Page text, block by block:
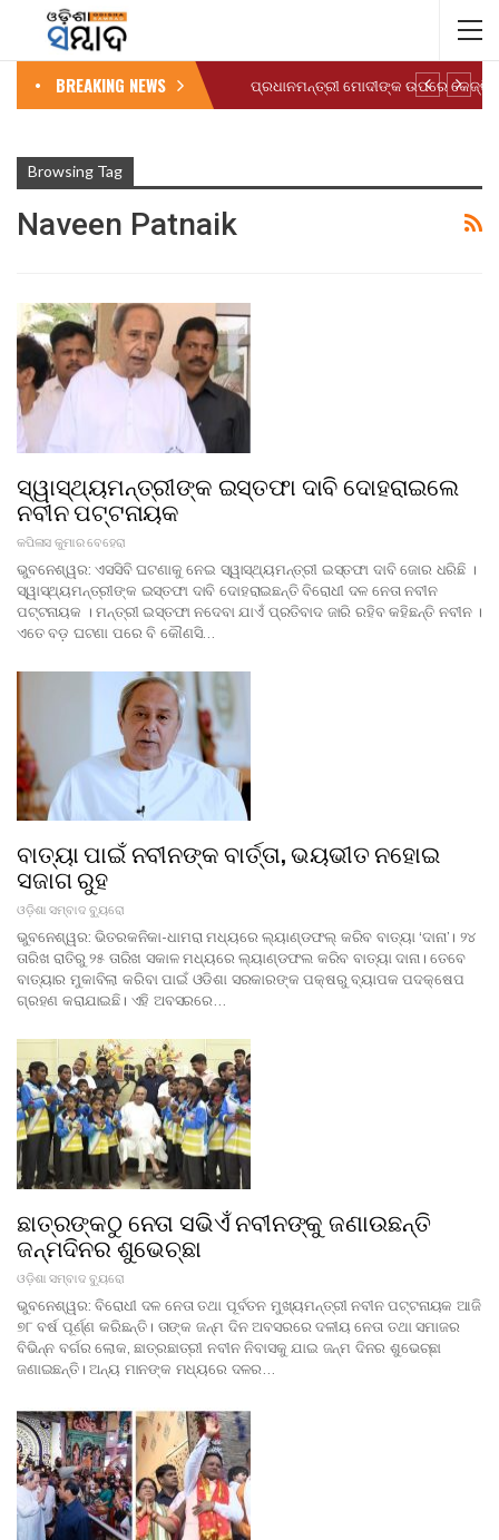
BREAKING NEWS
Browsing Tag
Naveen Patnaik
ସ୍ୱାସ୍ଥ୍ୟମନ୍ତ୍ରୀଙ୍କ ଇସ୍ତଫା ଦାବି ଦୋହରାଇଲେ
ନବୀନ ପଟ୍ଟନାୟକ
କପିଳାସ କୁମାର ବେହେରା
ଭୁବନେଶ୍ୱର: ଏସସିବି ଘଟଣାକୁ ନେଇ ସ୍ୱାସ୍ଥ୍ୟମନ୍ତ୍ରୀ ଇସ୍ତଫା ଦାବି ଜୋର ଧରିଛି ।
ସ୍ୱାସ୍ଥ୍ୟମନ୍ତ୍ରୀଙ୍କ ଇସ୍ତଫା ଦାବି ଦୋହରାଇଛନ୍ତି ବିରୋଧୀ ଦଳ ନେତା ନବୀନ
ପଟ୍ଟନାୟକ । ମନ୍ତ୍ରୀ ଇସ୍ତଫା ନଦେବା ଯାଏଁ ପ୍ରତିବାଦ ଜାରି ରହିବ କହିଛନ୍ତି ନବୀନ ।
ଏତେ ବଡ଼ ଘଟଣା ପରେ ବି କୌଣସି…
ବାତ୍ୟା ପାଇଁ ନବୀନଙ୍କ ବାର୍ତ୍ତା, ଭୟଭୀତ ନହୋଇ
ସଜାଗ ରୁହ
ଓଡ଼ିଶା ସମ୍ବାଦ ବ୍ୟୁରୋ
ଭୁବନେଶ୍ୱର: ଭିତରକନିକା-ଧାମରା ମଧ୍ୟରେ ଲ୍ୟାଣ୍ଡଫଲ୍ କରିବ ବାତ୍ୟା ‘ଦାନା’। ୨୪
ତାରିଖ ରାତିରୁ ୨୫ ତାରିଖ ସକାଳ ମଧ୍ୟରେ ଲ୍ୟାଣ୍ଡଫଲ କରିବ ବାତ୍ୟା ଦାନା। ତେବେ
ବାତ୍ୟାର ମୁକାବିଲା କରିବା ପାଇଁ ଓଡିଶା ସରକାରଙ୍କ ପକ୍ଷରୁ ବ୍ୟାପକ ପଦକ୍ଷେପ
ଗ୍ରହଣ କରାଯାଇଛି। ଏହି ଅବସରରେ…
ଛାତ୍ରଙ୍କଠୁ ନେତା ସଭିଏଁ ନବୀନଙ୍କୁ ଜଣାଉଛନ୍ତି
ଜନ୍ମଦିନର ଶୁଭେଚ୍ଛା
ଓଡ଼ିଶା ସମ୍ବାଦ ବ୍ୟୁରୋ
ଭୁବନେଶ୍ୱର: ବିରୋଧୀ ଦଳ ନେତା ତଥା ପୂର୍ବତନ ମୁଖ୍ୟମନ୍ତ୍ରୀ ନବୀନ ପଟ୍ଟନାୟକ ଆଜି
୭୮ ବର୍ଷ ପୂର୍ଣ୍ଣ କରିଛନ୍ତି। ତାଙ୍କ ଜନ୍ମ ଦିନ ଅବସରରେ ଦଳୀୟ ନେତା ତଥା ସମାଜର
ବିଭିନ୍ନ ବର୍ଗର ଲୋକ, ଛାତ୍ରଛାତ୍ରୀ ନବୀନ ନିବାସକୁ ଯାଇ ଜନ୍ମ ଦିନର ଶୁଭେଚ୍ଛା
ଜଣାଇଛନ୍ତି। ଅନ୍ୟ ମାନଙ୍କ ମଧ୍ୟରେ ଦଳର…